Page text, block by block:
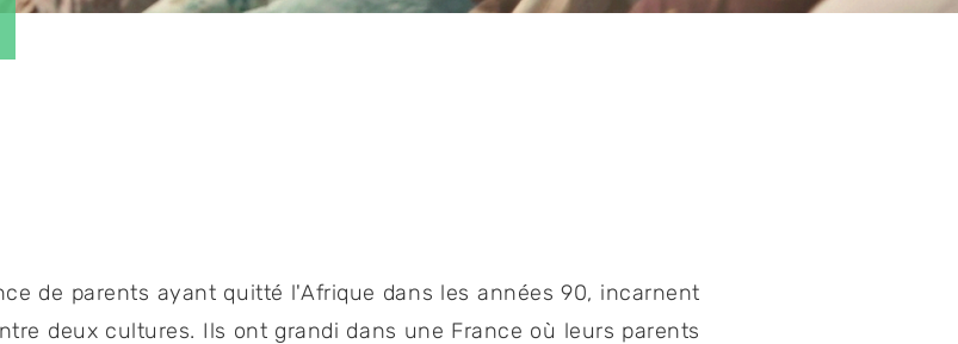
de parents ayant quitté l'Afrique dans les années 90, incarnent
deux cultures. Ils ont grandi dans une France où leurs parents